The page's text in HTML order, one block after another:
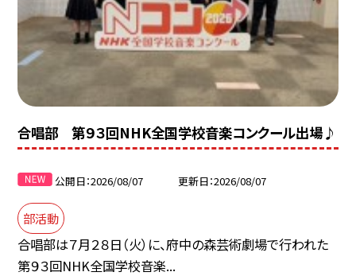
合唱部 第９３回NHK全国学校音楽コンクール出場♪
公開日 2026/08/07 更新日 2026/08/07
部活動
合唱部は７月２８日（火）に、府中の森芸術劇場で行われた
第９３回NHK全国学校音楽...